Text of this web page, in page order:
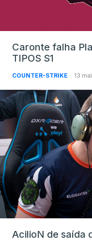
Caronte falha
TIPOS S1
COUNTER-STRIKE 13
AcilioN de saída